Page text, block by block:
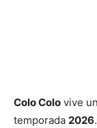
Colo Colo vive
temporada 2026